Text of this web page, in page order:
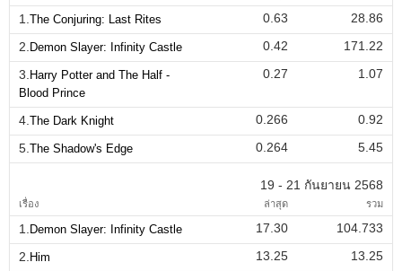
1. The Conjuring: Last Rites 0.63
28.86
2. Demon Slayer: Infinity Castle 0.42
171.22
3. Harry Potter and The Half -
Blood Prince
0.27 1.07
4. The Dark Knight 0.266
0.92
5. The Shadow's Edge 0.264 5.45
19 - 21 กันยายน 2568
เรื่อง ล่าสุด รวม
1. Demon Slayer: Infinity Castle 17.30
104.733
2. Him 13.25
13.25